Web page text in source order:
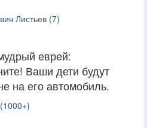
Листьев (7)
еврей:
Ваши дети будут
на его автомобиль.